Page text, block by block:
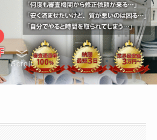
Scroll